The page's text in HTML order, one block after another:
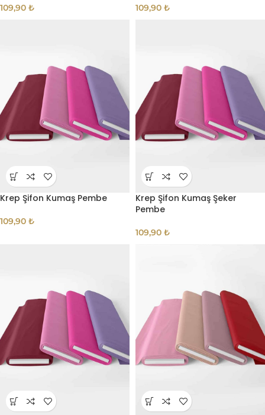
109,90 ₺ 109,90 ₺
Krep Şifon Kumaş Pembe
109,90 ₺
Krep Şifon Kumaş Şeker
Pembe
109,90 ₺